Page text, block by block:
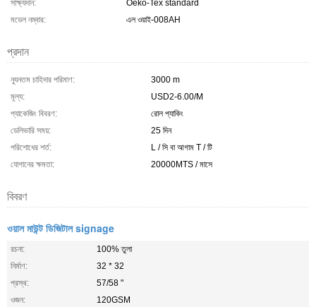
সাক্ষ্যদান:
Oeko-Tex standard
মডেল নম্বার:
এল ওয়াই-008AH
প্রদান
ন্যূনতম চাহিদার পরিমাণ:
3000 m
মূল্য:
USD2-6.00/M
প্যাকেজিং বিবরণ:
রোল প্যাকিং
ডেলিভারি সময়:
25 দিন
পরিশোধের শর্ত:
L / সি বা আগাম T / টি
যোগানের ক্ষমতা:
20000MTS / মাসে
বিবরণ
ওয়াল মাউন্ট ডিজিটাল signage
রচনা:
100% তুলা
নির্মাণ:
32 * 32
প্রস্থ:
57/58 "
ওজন:
120GSM